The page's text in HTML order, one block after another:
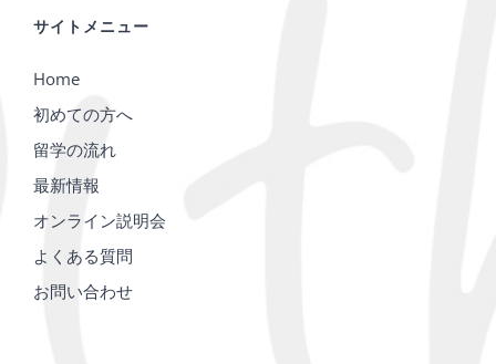
サイトメニュー
Home
初めての方へ
留学の流れ
最新情報
オンライン説明会
よくある質問
お問い合わせ